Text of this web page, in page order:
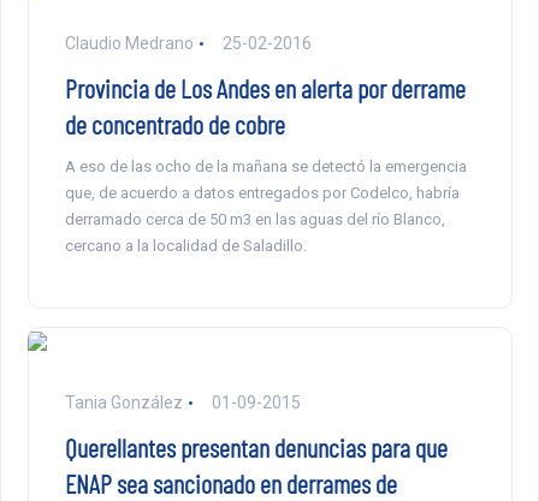
Claudio Medrano 25-02-2016
Provincia de Los Andes en alerta por derrame
de concentrado de cobre
A eso de las ocho de la mañana se detectó la emergencia
que, de acuerdo a datos entregados por Codelco, habría
derramado cerca de 50 m3 en las aguas del río Blanco,
cercano a la localidad de Saladillo.
Tania González 01-09-2015
Querellantes presentan denuncias para que
ENAP sea sancionado en derrames de